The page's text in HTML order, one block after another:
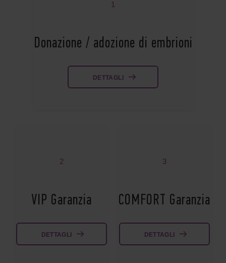
1
Donazione / adozione di embrioni
DETTAGLI
2
VIP Garanzia
DETTAGLI
3
COMFORT Garanzia
DETTAGLI